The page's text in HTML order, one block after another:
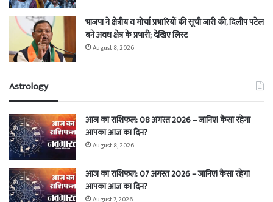
भाजपा ने क्षेत्रीय व मोर्चा प्रभारियों की सूची जारी की, दिलीप पटेल
बने अवध क्षेत्र के प्रभारी; देखिए लिस्ट
August 8, 2026
Astrology
आज का राशिफल: 08 अगस्त 2026 – जानिए! कैसा रहेगा
आपका आज का दिन?
August 8, 2026
आज का राशिफल: 07 अगस्त 2026 – जानिए! कैसा रहेगा
आपका आज का दिन?
August 7, 2026